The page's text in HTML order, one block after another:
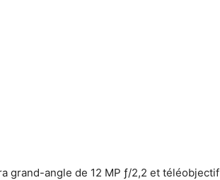
grand-angle de 12 MP ƒ/2,2 et téléobjectif